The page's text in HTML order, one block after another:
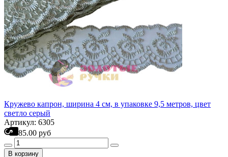
Кружево капрон, ширина 4 см, в упаковке 9,5 метров, цвет
светло серый
Артикул: 6305
85.00 руб
В корзину